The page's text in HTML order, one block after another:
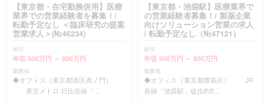
【東京都・在宅勤務併用】医療
業界での営業経験者を募集！/
転勤予定なし ＜臨床研究の提案
営業求人＞(№46234)
給与
年収 500万円 ～ 800万円
勤務地
◆オフィス（東京都港区虎ノ門）
東京メトロ 日比谷線「...
【東京都・池袋駅】医療業界で
の営業経験者募集！/ 製薬企業
向けソリューション営業の求人
/ 転勤予定なし（№47121）
給与
年収 600万円 ～ 800万円
勤務地
◆オフィス（東京都豊島区） JR
各線「池袋駅」徒歩約5...